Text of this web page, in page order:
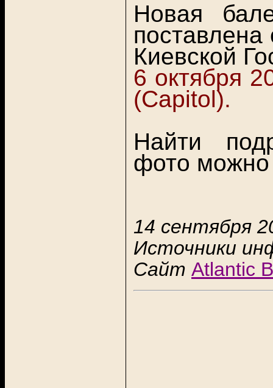
Новая
Киевской
6 октября
(Capitol).
Найти
фото
14 сентября
Источники
Сайт Atlantic